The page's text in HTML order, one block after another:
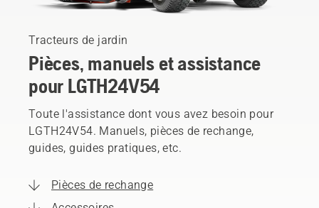
Tracteurs de jardin
Pièces, manuels et assistance
pour LGTH24V54
Toute l'assistance dont vous avez besoin pour
LGTH24V54. Manuels, pièces de rechange,
guides, guides pratiques, etc.
Pièces de rechange